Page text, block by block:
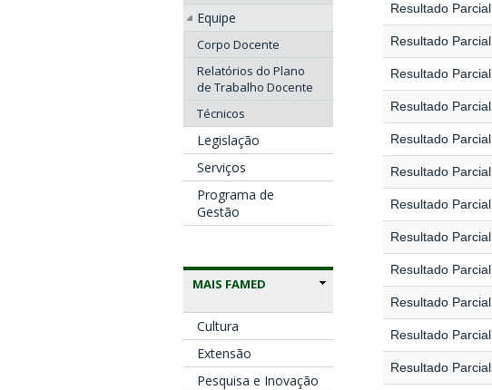
Equipe
Corpo Docente
Relatórios do Plano
de Trabalho Docente
Técnicos
Legislação
Serviços
Programa de
Gestão
MAIS FAMED
Cultura
Extensão
Pesquisa e Inovação
Resultado Parcial
Resultado Parcial
Resultado Parcial
Resultado Parcial
Resultado Parcial
Resultado Parcial
Resultado Parcial
Resultado Parcial
Resultado Parcial
Resultado Parcial
Resultado Parcial
Resultado Parcial